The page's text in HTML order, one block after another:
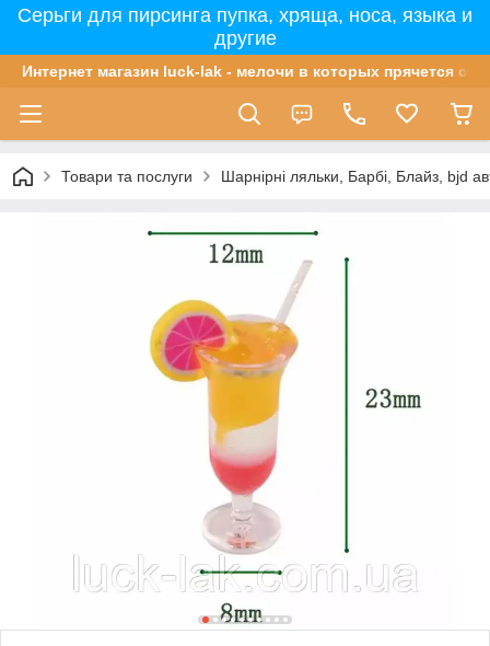
Серьги для пирсинга пупка, хряща, носа, языка и
другие
Интернет магазин luck-lak - мелочи в которых прячется
Товари та послуги Шарнірні ляльки, Барбі, Блайз, bjd